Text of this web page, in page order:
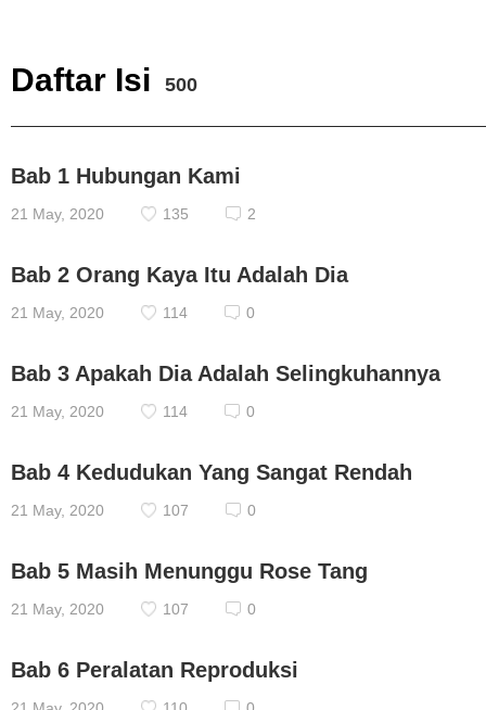
Daftar Isi 500
Bab 1 Hubungan Kami
21 May, 2020 135 2
Bab 2 Orang Kaya Itu Adalah Dia
21 May, 2020 114 0
Bab 3 Apakah Dia Adalah Selingkuhannya
21 May, 2020 114 0
Bab 4 Kedudukan Yang Sangat Rendah
21 May, 2020 107 0
Bab 5 Masih Menunggu Rose Tang
21 May, 2020 107 0
Bab 6 Peralatan Reproduksi